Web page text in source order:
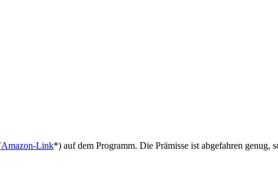
Amazon-Link*) auf dem Programm. Die Prämisse ist abgefahren genug,